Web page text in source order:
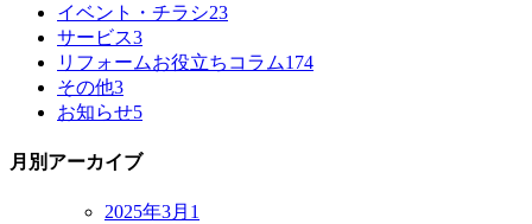
イベント・チラシ23
サービス3
リフォームお役立ちコラム174
その他3
お知らせ5
月別アーカイブ
2025年3月 1